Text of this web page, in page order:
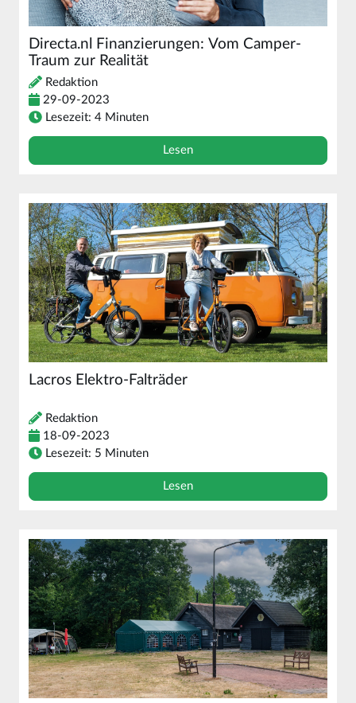
Directa.nl Finanzierungen: Vom Camper-
Traum zur Realität
Redaktion
29-09-2023
Lesezeit: 4 Minuten
Lesen
Lacros Elektro-Falträder
Redaktion
18-09-2023
Lesezeit: 5 Minuten
Lesen